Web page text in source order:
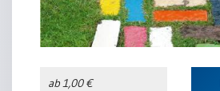
ab 1,00 €